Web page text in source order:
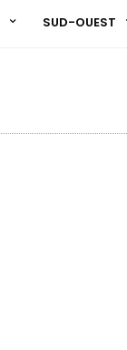
SUD-OUEST